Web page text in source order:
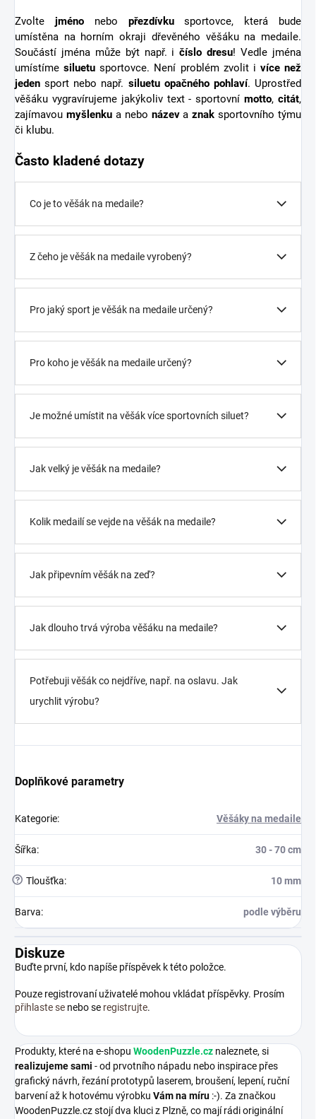
Zvolte jménonebo přezdívkusportovce, která bude
umístěna na horním okraji dřevěného věšáku na medaile.
Součástí jména může být např. ičíslo dresu! Vedle jména
umístímesiluetu sportovce. Není problém zvolit i více než
jeden sport nebo např. siluetu opačného pohlaví. Uprostřed
věšáku vygravírujeme jakýkoliv text - sportovnímotto,citát,
zajímavou myšlenkua nebo názevaznak sportovního týmu
či klubu.
Často kladené dotazy
Co je to věšák na medaile?
Z čeho je věšák na medaile vyrobený?
Pro jaký sport je věšák na medaile určený?
Pro koho je věšák na medaile určený?
Je možné umístit na věšák více sportovních siluet?
Jak velký je věšák na medaile?
Kolik medailí se vejde na věšák na medaile?
Jak připevním věšák na zeď?
Jak dlouho trvá výroba věšáku na medaile?
Potřebuji věšák co nejdříve, např. na oslavu. Jak
urychlit výrobu?
Doplňkové parametry
Kategorie: Věšáky na medaile
Šířka: 30 - 70 cm
? Tloušťka: 10 mm
Barva: podle výběru
Diskuze
Buďte první, kdo napíše příspěvek k této položce.
Pouze registrovaní uživatelé mohou vkládat příspěvky. Prosím
přihlaste se nebo se registrujte.
Produkty, které na e-shopu WoodenPuzzle.cz naleznete, si
realizujeme sami - od prvotního nápadu nebo inspirace přes
grafický návrh, řezání prototypů laserem, broušení, lepení, ruční
barvení až k hotovému výrobku Vám na míru :-). Za značkou
WoodenPuzzle.cz stojí dva kluci z Plzně, co mají rádi originální